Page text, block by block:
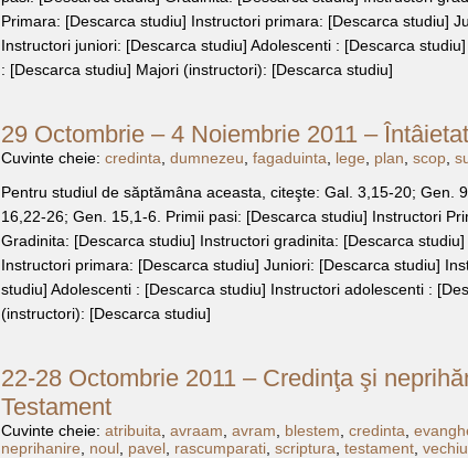
Primara: [Descarca studiu] Instructori primara: [Descarca studiu]
Instructori juniori: [Descarca studiu] Adolescenti : [Descarca
: [Descarca studiu] Majori (instructori): [Descarca studiu]
29 Octombrie – 4 Noiembrie 2011 –
Cuvinte cheie: credinta dumnezeu fagaduinta lege plan scop,
Pentru studiul de săptămâna aceasta, citeşte: Gal. 3,15-20; Gen.
16,22-26; Gen. 15,1-6. Primii pasi: [Descarca studiu] Instructori
Gradinita: [Descarca studiu] Instructori gradinita: [Descarca
Instructori primara: [Descarca studiu] Juniori: [Descarca studiu]
studiu] Adolescenti : [Descarca studiu] Instructori adolescenti :
(instructori): [Descarca studiu]
22-28 Octombrie 2011 – Credinţa şi
Testament
Cuvinte cheie: atribuita avraam avram blestem credinta
neprihanire
noul, pavel, rascumparati, scriptura testament,